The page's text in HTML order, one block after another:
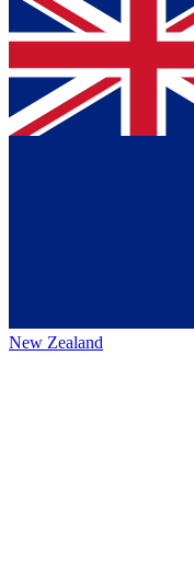
New Zealand